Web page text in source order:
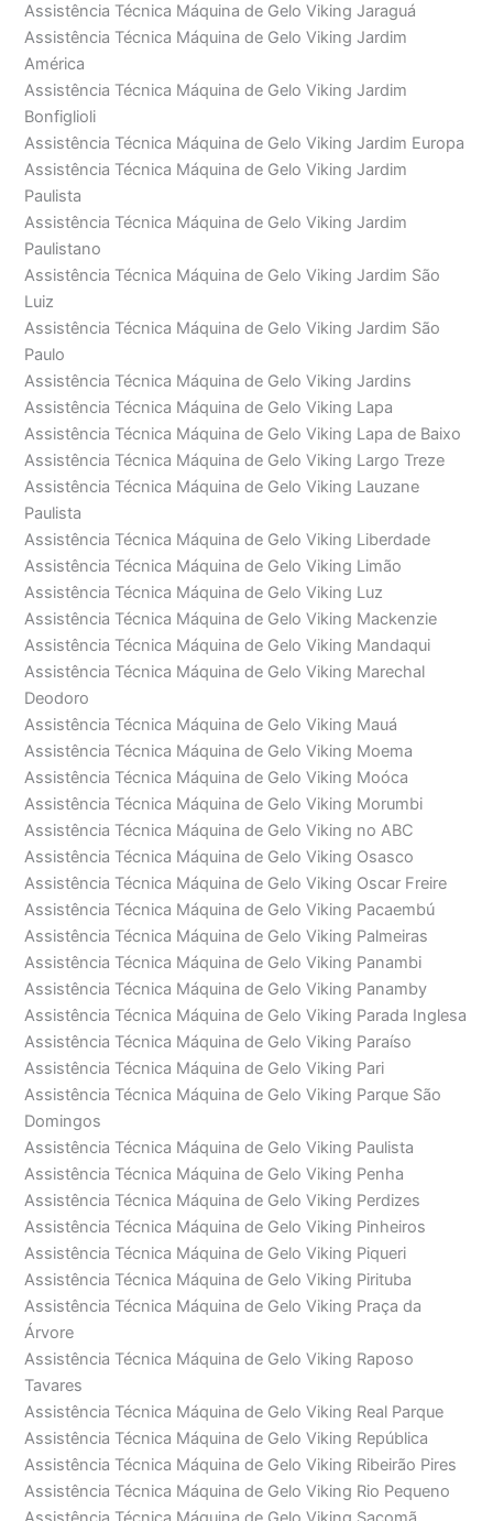
Assistência Técnica Máquina de Gelo Viking Jaraguá
Assistência Técnica Máquina de Gelo Viking Jardim
América
Assistência Técnica Máquina de Gelo Viking Jardim
Bonfiglioli
Assistência Técnica Máquina de Gelo Viking Jardim Europa
Assistência Técnica Máquina de Gelo Viking Jardim
Paulista
Assistência Técnica Máquina de Gelo Viking Jardim
Paulistano
Assistência Técnica Máquina de Gelo Viking Jardim São
Luiz
Assistência Técnica Máquina de Gelo Viking Jardim São
Paulo
Assistência Técnica Máquina de Gelo Viking Jardins
Assistência Técnica Máquina de Gelo Viking Lapa
Assistência Técnica Máquina de Gelo Viking Lapa de Baixo
Assistência Técnica Máquina de Gelo Viking Largo Treze
Assistência Técnica Máquina de Gelo Viking Lauzane
Paulista
Assistência Técnica Máquina de Gelo Viking Liberdade
Assistência Técnica Máquina de Gelo Viking Limão
Assistência Técnica Máquina de Gelo Viking Luz
Assistência Técnica Máquina de Gelo Viking Mackenzie
Assistência Técnica Máquina de Gelo Viking Mandaqui
Assistência Técnica Máquina de Gelo Viking Marechal
Deodoro
Assistência Técnica Máquina de Gelo Viking Mauá
Assistência Técnica Máquina de Gelo Viking Moema
Assistência Técnica Máquina de Gelo Viking Moóca
Assistência Técnica Máquina de Gelo Viking Morumbi
Assistência Técnica Máquina de Gelo Viking no ABC
Assistência Técnica Máquina de Gelo Viking Osasco
Assistência Técnica Máquina de Gelo Viking Oscar Freire
Assistência Técnica Máquina de Gelo Viking Pacaembú
Assistência Técnica Máquina de Gelo Viking Palmeiras
Assistência Técnica Máquina de Gelo Viking Panambi
Assistência Técnica Máquina de Gelo Viking Panamby
Assistência Técnica Máquina de Gelo Viking Parada Inglesa
Assistência Técnica Máquina de Gelo Viking Paraíso
Assistência Técnica Máquina de Gelo Viking Pari
Assistência Técnica Máquina de Gelo Viking Parque São
Domingos
Assistência Técnica Máquina de Gelo Viking Paulista
Assistência Técnica Máquina de Gelo Viking Penha
Assistência Técnica Máquina de Gelo Viking Perdizes
Assistência Técnica Máquina de Gelo Viking Pinheiros
Assistência Técnica Máquina de Gelo Viking Piqueri
Assistência Técnica Máquina de Gelo Viking Pirituba
Assistência Técnica Máquina de Gelo Viking Praça da
Árvore
Assistência Técnica Máquina de Gelo Viking Raposo
Tavares
Assistência Técnica Máquina de Gelo Viking Real Parque
Assistência Técnica Máquina de Gelo Viking República
Assistência Técnica Máquina de Gelo Viking Ribeirão Pires
Assistência Técnica Máquina de Gelo Viking Rio Pequeno